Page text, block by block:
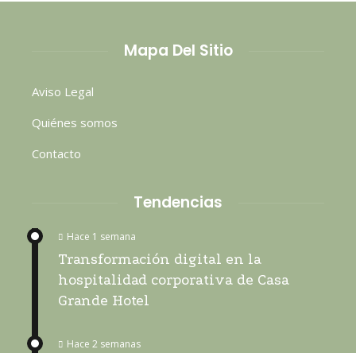
Mapa Del Sitio
Aviso Legal
Quiénes somos
Contacto
Tendencias
Hace 1 semana
Transformación digital en la
hospitalidad corporativa de Casa
Grande Hotel
Hace 2 semanas